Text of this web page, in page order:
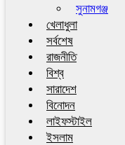
সুনামগঞ্জ
খেলাধুলা
সর্বশেষ
রাজনীতি
বিশ্ব
সারাদেশ
বিনোদন
লাইফস্টাইল
ইসলাম